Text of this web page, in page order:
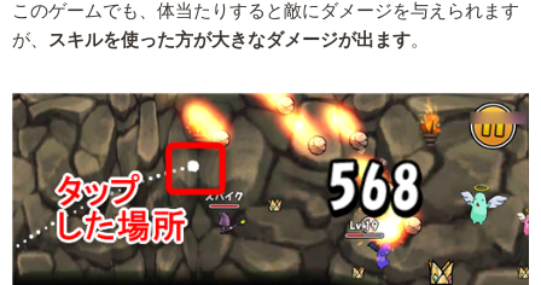
このゲームでも、体当たりすると敵にダメージを与えられます
が、
スキルを使った方が大きなダメージが出ます。